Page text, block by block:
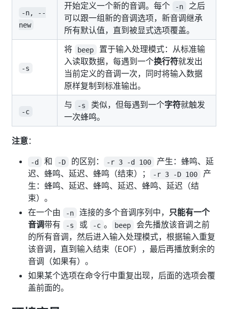
-n, --
new
开始定义一个新的音调。每个 -n
之后
可以跟一组新的音调选项，新音调继承
所有默认值，直到被显式选项覆盖。
-s
将 beep
置于输入处理模式：从标准输
入读取数据，每遇到一个换行符就发出
当前定义的音调一次，同时将输入数据
原样复制到标准输出。
-c
与 -s 类似，但每遇到一个字符就触发
一次蜂鸣。
注意：
-d 和 -D 的区别： -r 3 -d 100
产生：蜂鸣、延
迟、蜂鸣、延迟、蜂鸣（结束）；
-r 3 -D 100
产
生：蜂鸣、延迟、蜂鸣、延迟、蜂鸣、延迟（结
束）。
在一个由
-n 连接的多个音调序列中， 只能有一个
音调带有 -s 或 -c 。 beep
会先播放该音调之前
的所有音调，然后进入输入处理模式，根据输入重复
该音调，直到输入结束（EOF），最后再播放剩余的
音调（如果有）。
如果某个选项在命令行中重复出现，后面的选项会覆
盖前面的。